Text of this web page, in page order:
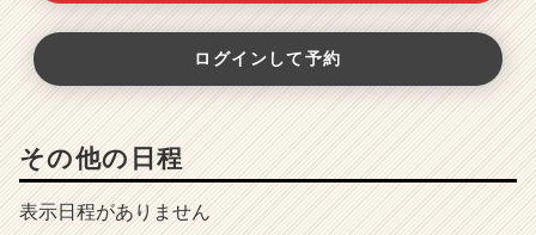
ログインして予約
その他の日程
表示日程がありません